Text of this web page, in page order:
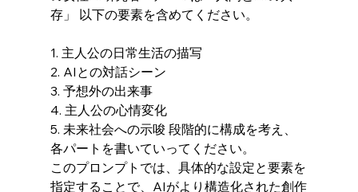
存」 以下の要素を含めてください。
1. 主人公の日常生活の描写
2. AIとの対話シーン
3. 予想外の出来事
4. 主人公の心情変化
5. 未来社会への示唆 段階的に構成を考え、
各パートを書いていってください。
このプロンプトでは、具体的な設定と要素を
指定することで、AIがより構造化された創作